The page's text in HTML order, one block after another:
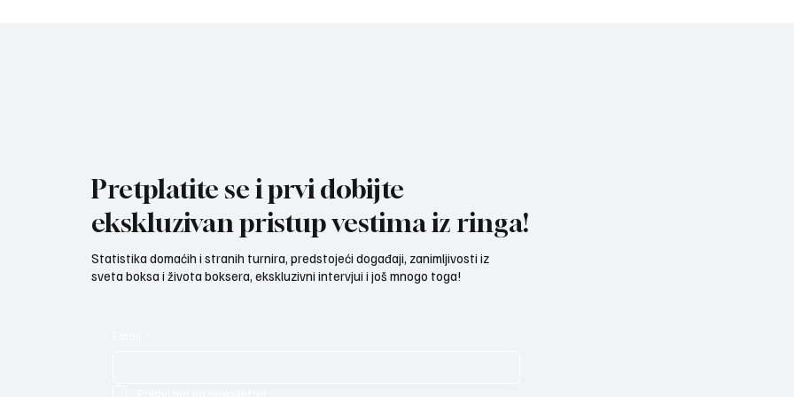
Pretplatite se i prvi dobijte
ekskluzivan pristup vestima iz ringa!
Statistika domaćih i stranih turnira, predstojeći događaji, zanimljivosti iz
sveta boksa i života boksera, ekskluzivni intervjui i još mnogo toga!